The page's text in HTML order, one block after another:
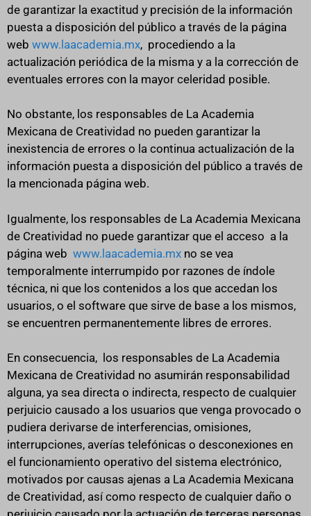
de garantizar la exactitud y precisión de la información
puesta a disposición del público a través de la página
web www.laacademia.mx, procediendo a la
actualización periódica de la misma y a la corrección de
eventuales errores con la mayor celeridad posible.
No obstante, los responsables de La Academia
Mexicana de Creatividad no pueden garantizar la
inexistencia de errores o la continua actualización de la
información puesta a disposición del público a través de
la mencionada página web.
Igualmente, los responsables de La Academia Mexicana
de Creatividad no puede garantizar que el acceso a la
página web www.laacademia.mx no se vea
temporalmente interrumpido por razones de índole
técnica, ni que los contenidos a los que accedan los
usuarios, o el software que sirve de base a los mismos,
se encuentren permanentemente libres de errores.
En consecuencia, los responsables de La Academia
Mexicana de Creatividad no asumirán responsabilidad
alguna, ya sea directa o indirecta, respecto de cualquier
perjuicio causado a los usuarios que venga provocado o
pudiera derivarse de interferencias, omisiones,
interrupciones, averías telefónicas o desconexiones en
el funcionamiento operativo del sistema electrónico,
motivados por causas ajenas a La Academia Mexicana
de Creatividad, así como respecto de cualquier daño o